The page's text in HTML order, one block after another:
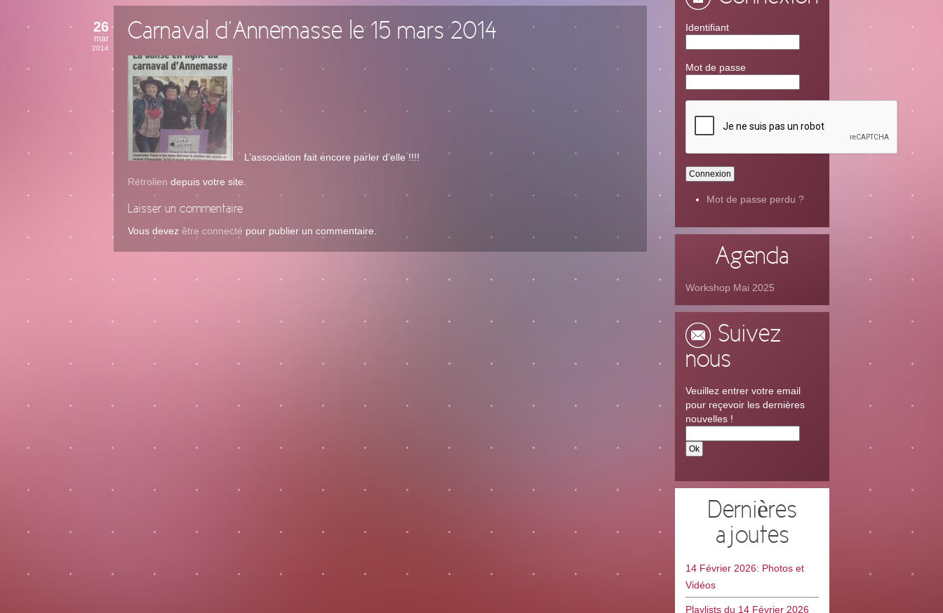
26
mar
2014
Carnaval d’Annemasse le 15 mars 2014
L’association fait encore parler d’elle !!!!
Rétrolien depuis votre site.
Laisser un commentaire
Vous devez être connecté pour publier un commentaire.
Identifiant
Mot de passe
Mot de passe perdu ?
Agenda
Workshop Mai 2025
Suivez
nous
Veuillez entrer votre email
pour reçevoir les dernières
nouvelles !
Dernières
ajoutes
14 Février 2026: Photos et
Vidéos
Playlists du 14 Février 2026